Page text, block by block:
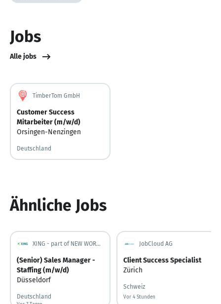
Jobs
Alle jobs
TimberTom GmbH
Customer Success
Mitarbeiter (m/w/d)
Orsingen-Nenzingen
Deutschland
Ähnliche Jobs
XING - part of NEW WORK SE
(Senior) Sales Manager -
Staffing (m/w/d)
Düsseldorf
Deutschland
JobCloud AG
Client Success Specialist
Zürich
Schweiz
Vor 4 Stunden
Vor 4 Stunden veröffentlicht